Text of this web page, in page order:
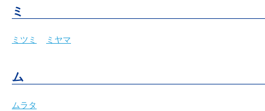
ミ
ミツミ ミヤマ
ム
ムラタ